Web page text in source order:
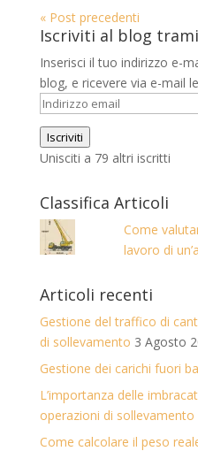
« Post precedenti
Iscriviti al blog
Inserisci il tuo indirizzo e-
blog, e ricevere via e-mail
Indirizzo
email
Iscriviti
Unisciti a 79 altri iscritti
Classifica Articoli
Come
lavoro di
Articoli recenti
Gestione del traffico di
di sollevamento 3 Agosto
Gestione dei carichi fuori
L’importanza delle
operazioni di sollevamento
Come calcolare il peso